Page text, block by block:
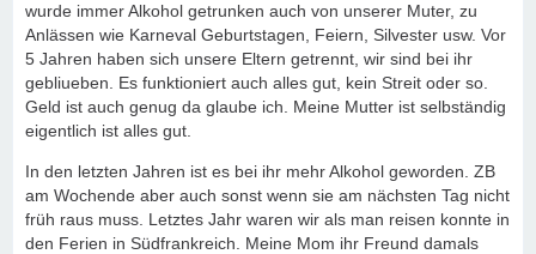
wurde immer Alkohol getrunken auch von unserer Muter, zu
Anlässen wie Karneval Geburtstagen, Feiern, Silvester usw. Vor
5 Jahren haben sich unsere Eltern getrennt, wir sind bei ihr
gebliueben. Es funktioniert auch alles gut, kein Streit oder so.
Geld ist auch genug da glaube ich. Meine Mutter ist selbständig
eigentlich ist alles gut.
In den letzten Jahren ist es bei ihr mehr Alkohol geworden. ZB
am Wochende aber auch sonst wenn sie am nächsten Tag nicht
früh raus muss. Letztes Jahr waren wir als man reisen konnte in
den Ferien in Südfrankreich. Meine Mom ihr Freund damals